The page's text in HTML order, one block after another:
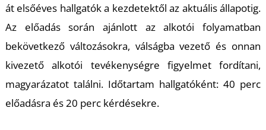
át elsőéves hallgatók a kezdetektől az aktuális állapotig.
Az előadás során ajánlott az alkotói folyamatban
bekövetkező változásokra, válságba vezető és onnan
kivezető alkotói tevékenységre figyelmet fordítani,
magyarázatot találni. Időtartam hallgatóként: 40 perc
előadásra és 20 perc kérdésekre.